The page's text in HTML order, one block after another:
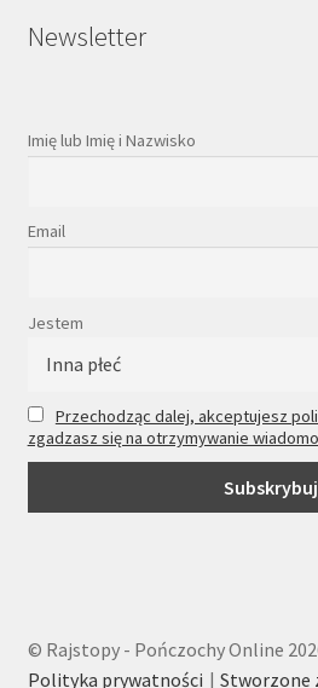
Newsletter
Imię lub Imię i Nazwisko
Email
Jestem
Przechodząc dalej, akceptujesz
zgadzasz się na otrzymywanie
© Rajstopy - Pończochy Online
Polityka prywatności
Stworzone